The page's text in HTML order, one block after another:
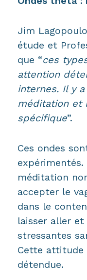
Jim
étude et
que “ces
attention
internes. Il y
méditation et
spécifique”.
Ces ondes
méditation
accepter le
dans le
laisser aller
stressantes
Cette attitude
détendue.